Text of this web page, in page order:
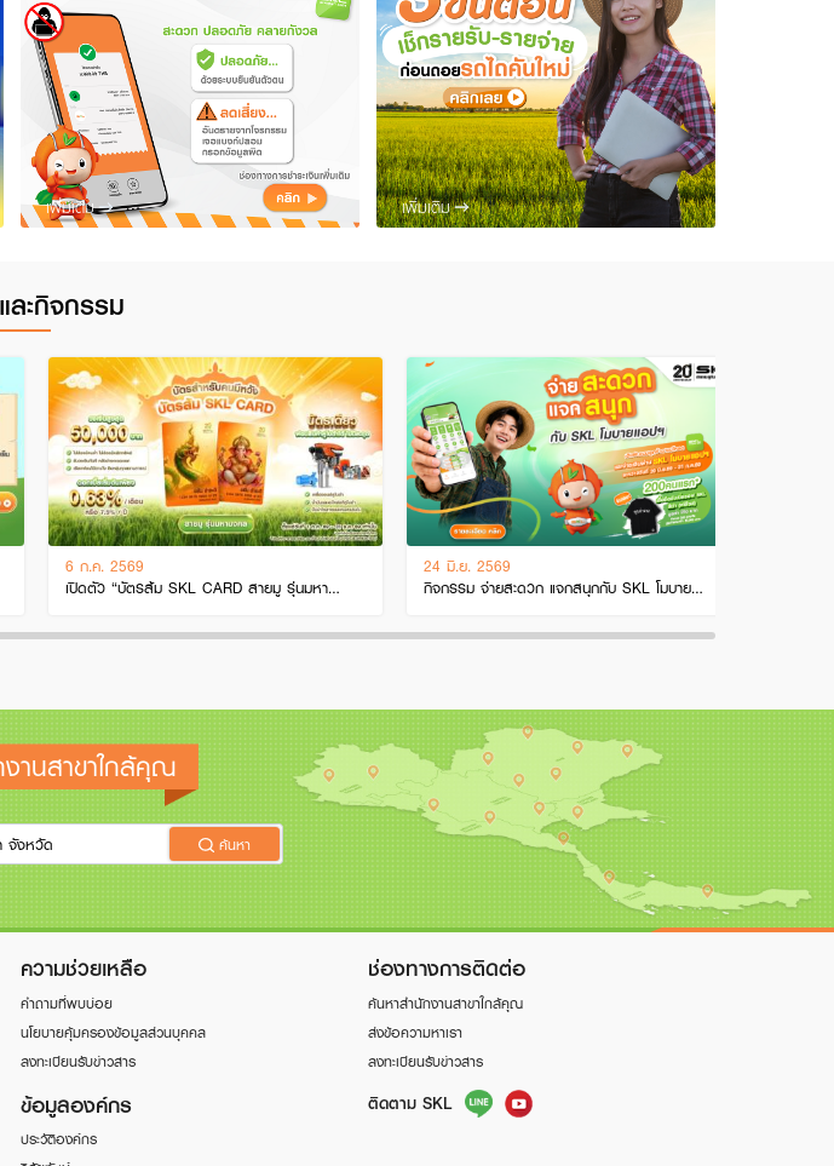
เพิ่มเติม เพิ่มเติม
ละกิจกรรม
6 ก.ค. 2569
เปิดตัว “บัตรส้ม SKL CARD สายมู รุ่นมหา
24 มิ.ย. 2569
กิจกรรม จ่ายสะดวก แจกสนุกกับ SKL โมบาย
านสาขาใกล้คุณ
ค้นหา
ความช่วยเหลือ
คำถามที่พบบ่อย
นโยบายคุ้มครองข้อมูลส่วนบุคคล
ลงทะเบียนรับข่าวสาร
ข้อมูลองค์กร
ประวัติองค์กร
ช่องทางการติดต่อ
ค้นหาสำนักงานสาขาใกล้คุณ
ส่งข้อความหาเรา
ลงทะเบียนรับข่าวสาร
ติดตาม SKL